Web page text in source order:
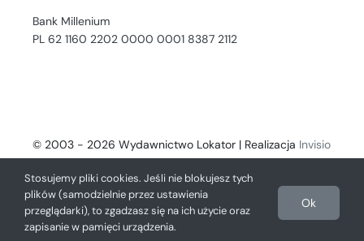
Bank Millenium
PL 62 1160 2202 0000 0001 8387 2112
© 2003 - 2026 Wydawnictwo Lokator | Realizacja Invisio
- Digital Solutions
Stosujemy pliki cookies. Jeśli nie blokujesz tych
plików (samodzielnie przez ustawienia
przeglądarki), to zgadzasz się na ich użycie oraz
zapisanie w pamięci urządzenia.
Ok